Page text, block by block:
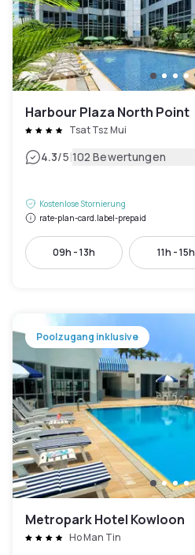
Harbour Plaza North Point
Tsat Tsz Mui
4.3/5|102 Bewertungen
Kostenlose Stornierung
rate-plan-card.label-prepaid
09h - 13h 11h - 15h
Poolzugang inklusive
Metropark Hotel Kowloon
Ho Man Tin